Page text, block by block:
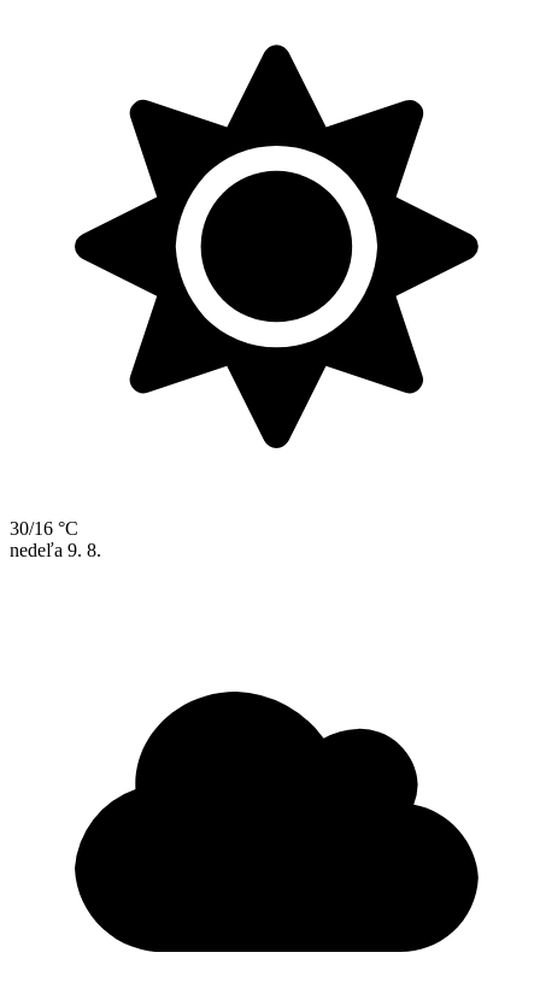
30/16 °C
nedeľa 9. 8.